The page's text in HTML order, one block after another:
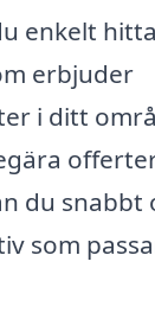
enkelt
erbjuder
i ditt
du snabbt
som